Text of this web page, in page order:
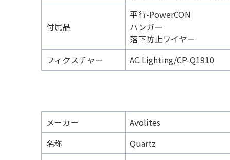
付属品
平行-PowerCON
ハンガー
落下防止ワイヤー
フィクスチャー
AC Lighting/CP-Q1910
メーカー
Avolites
名称
Quartz